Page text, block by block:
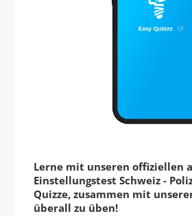
Lerne mit unseren offiziellen
Einstellungstest Schweiz -
Quizze, zusammen mit
überall zu üben!